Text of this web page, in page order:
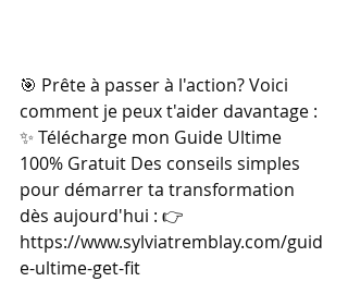
🎯 Prête à passer à l'action? Voici
comment je peux t'aider davantage :
✨ Télécharge mon Guide Ultime
100% Gratuit Des conseils simples
pour démarrer ta transformation
dès aujourd'hui : 👉
https://www.sylviatremblay.com/guid
e-ultime-get-fit